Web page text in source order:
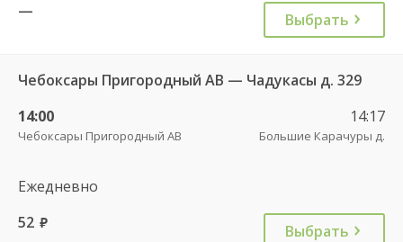
— Выбрать
Чебоксары Пригородный АВ — Чадукасы д. 329
14:00
Чебоксары Пригородный АВ
14:17
Большие Карачуры д.
Ежедневно
52 руб. Выбрать